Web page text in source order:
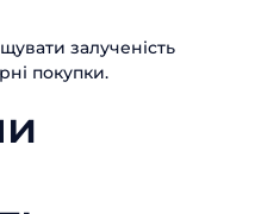
залученість
покупки.